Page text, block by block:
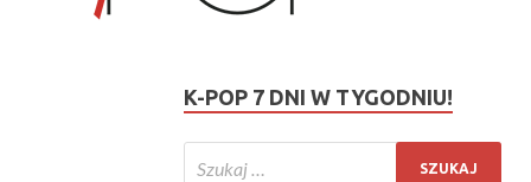
K-POP 7 DNI W TYGODNIU!